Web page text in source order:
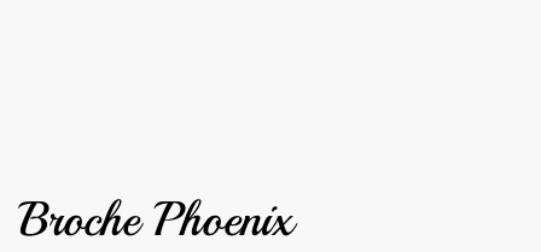
Broche Phoenix